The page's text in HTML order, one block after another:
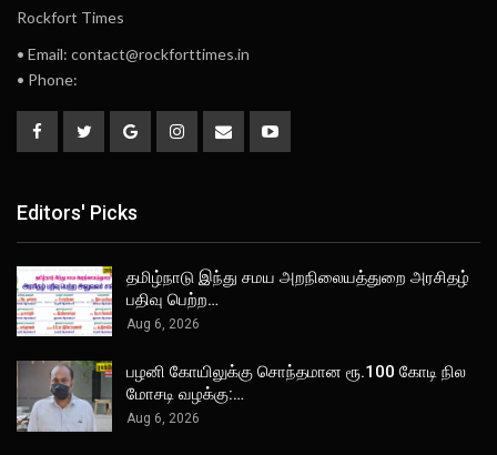
Rockfort Times
• Email: contact@rockforttimes.in
• Phone:
Editors' Picks
தமிழ்நாடு இந்து சமய அறநிலையத்துறை அரசிதழ்
பதிவு பெற்ற…
Aug 6, 2026
பழனி கோயிலுக்கு சொந்தமான ரூ.100 கோடி நில
மோசடி வழக்கு:…
Aug 6, 2026